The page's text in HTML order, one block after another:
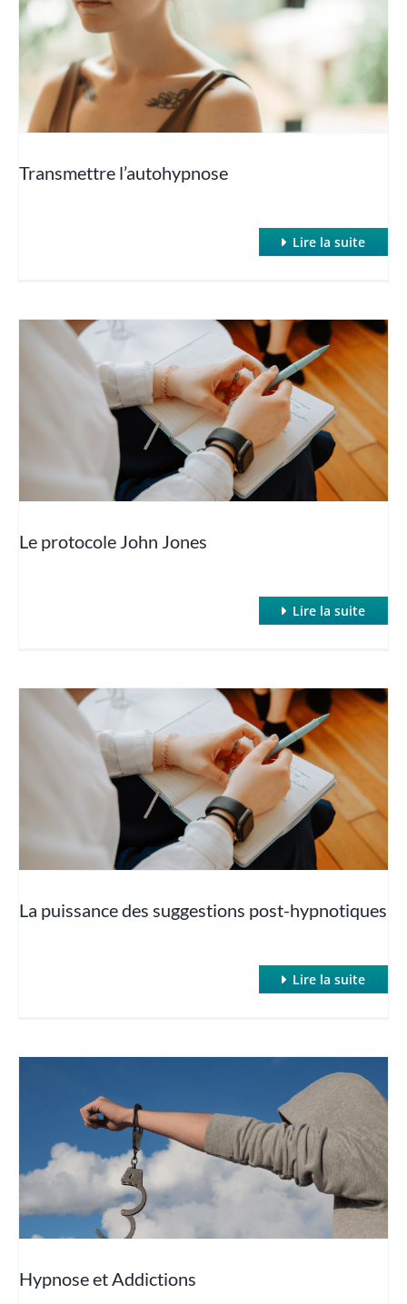
Hypnose et Poids (Maigrir avec l’hypnose)
Hypnose et sexo
Hypnose et Sommeil
Hypnose et Traumatismes
Hypnose et troubles des apprentissages
Hypnose Non Verbale
Hypnose profonde et rapide : Hypnose de Spectacle
Hypnose quantique
La puissance des suggestions post-hypnotiques
La thérapie des parties
Le protocole John Jones
Redonner la parole à l’inconscient
Transmettre l’autohypnose
Transmettre l’autohypnose
Lire la suite
Le protocole John Jones
Lire la suite
La puissance des suggestions post-hypnotiques
Lire la suite
Hypnose et Addictions